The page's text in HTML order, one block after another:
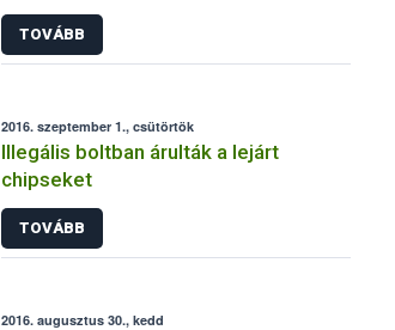
tarlórépában
TOVÁBB
2016. szeptember 1., csütörtök
Illegális boltban árulták a lejárt
chipseket
TOVÁBB
2016. augusztus 30., kedd